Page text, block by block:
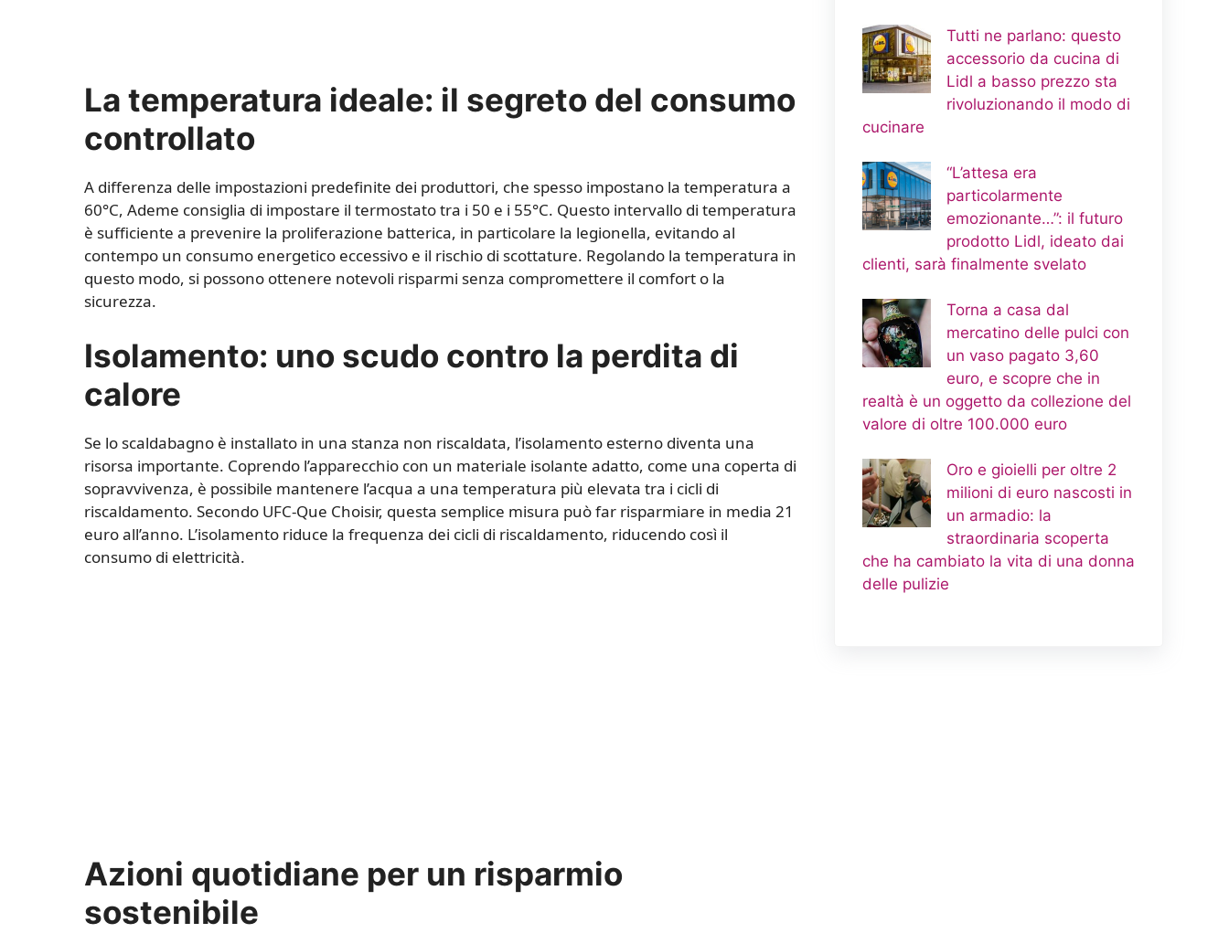
La temperatura ideale: il segreto del consumo
controllato
A differenza delle impostazioni predefinite dei produttori, che spesso impostano la temperatura a
60°C, Ademe consiglia di impostare il termostato tra i 50 e i 55°C. Questo intervallo di temperatura
è sufficiente a prevenire la proliferazione batterica, in particolare la legionella, evitando al
contempo un consumo energetico eccessivo e il rischio di scottature. Regolando la temperatura in
questo modo, si possono ottenere notevoli risparmi senza compromettere il comfort o la
sicurezza.
Isolamento: uno scudo contro la perdita di
calore
Se lo scaldabagno è installato in una stanza non riscaldata, l’isolamento esterno diventa una
risorsa importante. Coprendo l’apparecchio con un materiale isolante adatto, come una coperta di
sopravvivenza, è possibile mantenere l’acqua a una temperatura più elevata tra i cicli di
riscaldamento. Secondo UFC-Que Choisir, questa semplice misura può far risparmiare in media 21
euro all’anno. L’isolamento riduce la frequenza dei cicli di riscaldamento, riducendo così il
consumo di elettricità.
Azioni quotidiane per un risparmio
sostenibile
Tutti ne parlano: questo
accessorio da cucina di
Lidl a basso prezzo sta
rivoluzionando il modo di
cucinare
“L’attesa era
particolarmente
emozionante…”: il futuro
prodotto Lidl, ideato dai
clienti, sarà finalmente svelato
Torna a casa dal
mercatino delle pulci con
un vaso pagato 3,60
euro, e scopre che in
realtà è un oggetto da collezione del
valore di oltre 100.000 euro
Oro e gioielli per oltre 2
milioni di euro nascosti in
un armadio: la
straordinaria scoperta
che ha cambiato la vita di una donna
delle pulizie